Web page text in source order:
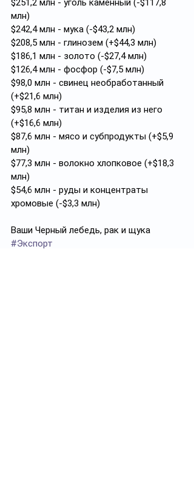
$251,2 млн - уголь каменный (-$117,8
млн)
$242,4 млн - мука (-$43,2 млн)
$208,5 млн - глинозем (+$44,3 млн)
$186,1 млн - золото (-$27,4 млн)
$126,4 млн - фосфор (-$7,5 млн)
$98,0 млн - свинец необработанный
(+$21,6 млн)
$95,8 млн - титан и изделия из него
(+$16,6 млн)
$87,6 млн - мясо и субпродукты (+$5,9
млн)
$77,3 млн - волокно хлопковое (+$18,3
млн)
$54,6 млн - руды и концентраты
хромовые (-$3,3 млн)
Ваши Черный лебедь, рак и щука
#Экспорт